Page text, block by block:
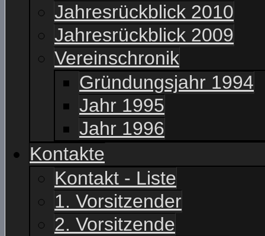
Jahresrückblick 2010
Jahresrückblick 2009
Vereinschronik
Gründungsjahr 1994
Jahr 1995
Jahr 1996
Kontakte
Kontakt - Liste
1. Vorsitzender
2. Vorsitzende